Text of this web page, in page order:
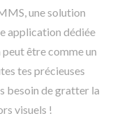
une solution
application dédiée
être comme un
tes précieuses
besoin de gratter la
visuels !